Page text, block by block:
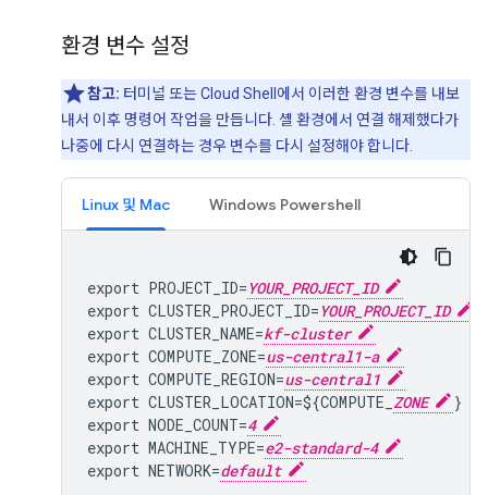
환경 변수 설정
참고: 터미널 또는 Cloud Shell에서 이러한 환경 변수를 내보
내서 이후 명령어 작업을 만듭니다. 셸 환경에서 연결 해제했다가
나중에 다시 연결하는 경우 변수를 다시 설정해야 합니다.
Linux 및 Mac Windows Powershell
export PROJECT_ID= YOUR_PROJECT_ID
export CLUSTER_PROJECT_ID= YOUR_PROJECT_ID
export CLUSTER_NAME=kf-cluster
export COMPUTE_ZONE=us-central1-a
export COMPUTE_REGION=us-central1
export CLUSTER_LOCATION=${COMPUTE_ ZONE
} #
export NODE_COUNT=4
export MACHINE_TYPE=e2-standard-4
export NETWORK=default